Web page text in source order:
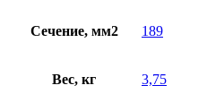
Сечение, мм2 189
Вес, кг 3,75